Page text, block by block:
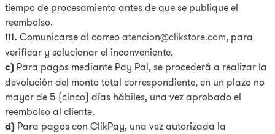
tiempo de procesamiento antes de que se publique el
reembolso.
iii. Comunicarse al correo atencion@clikstore.com, para
verificar y solucionar el inconveniente.
c) Para pagos mediante Pay Pal, se procederá a realizar la
devolución del monto total correspondiente, en un plazo no
mayor de 5 (cinco) días hábiles, una vez aprobado el
reembolso al cliente.
d) Para pagos con ClikPay, una vez autorizada la